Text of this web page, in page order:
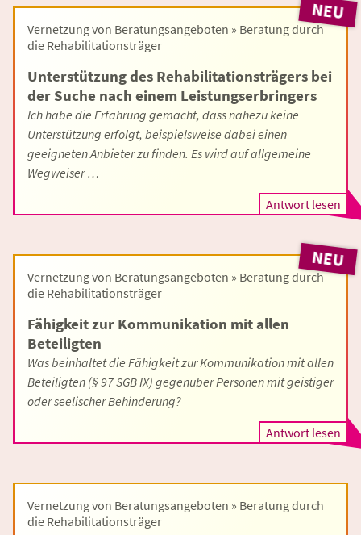
NEU
Vernetzung von Beratungsangeboten » Beratung durch
die Rehabilitationsträger
Unterstützung des Rehabilitationsträgers bei
der Suche nach einem Leistungserbringers
Ich habe die Erfahrung gemacht, dass nahezu keine
Unterstützung erfolgt, beispielsweise dabei einen
geeigneten Anbieter zu finden. Es wird auf allgemeine
Wegweiser …
Antwort lesen
NEU
Vernetzung von Beratungsangeboten » Beratung durch
die Rehabilitationsträger
Fähigkeit zur Kommunikation mit allen
Beteiligten
Was beinhaltet die Fähigkeit zur Kommunikation mit allen
Beteiligten (§ 97 SGB IX) gegenüber Personen mit geistiger
oder seelischer Behinderung?
Antwort lesen
Vernetzung von Beratungsangeboten » Beratung durch
die Rehabilitationsträger